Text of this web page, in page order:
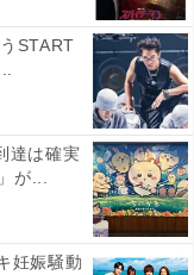
START
達は確実
が...
妊娠騒動